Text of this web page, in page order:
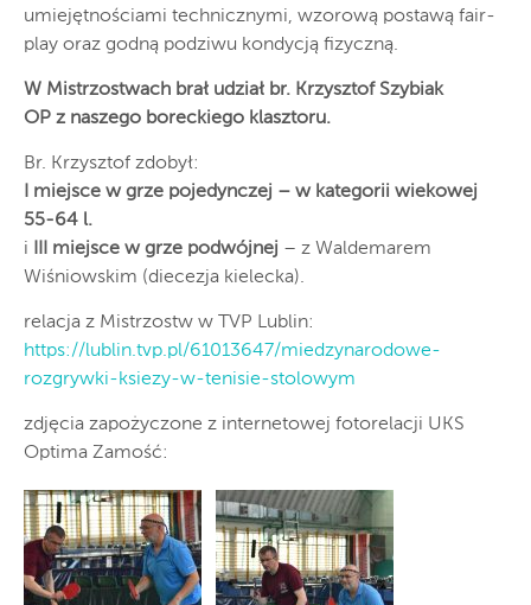
umiejętnościami technicznymi, wzorową postawą fair-
play oraz godną podziwu kondycją fizyczną.
W Mistrzostwach brał udział br. Krzysztof Szybiak
OP z naszego boreckiego klasztoru.
Br. Krzysztof zdobył:
I miejsce w grze pojedynczej – w kategorii wiekowej
55-64 l.
i
III miejsce w grze podwójnej – z Waldemarem
Wiśniowskim (diecezja kielecka).
relacja z Mistrzostw w TVP Lublin:
https://lublin.tvp.pl/61013647/miedzynarodowe-
rozgrywki-ksiezy-w-tenisie-stolowym
zdjęcia zapożyczone z internetowej fotorelacji UKS
Optima Zamość: